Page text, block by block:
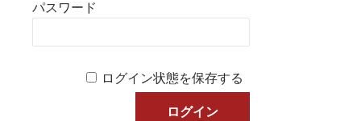
パスワード
ログイン状態を保存する